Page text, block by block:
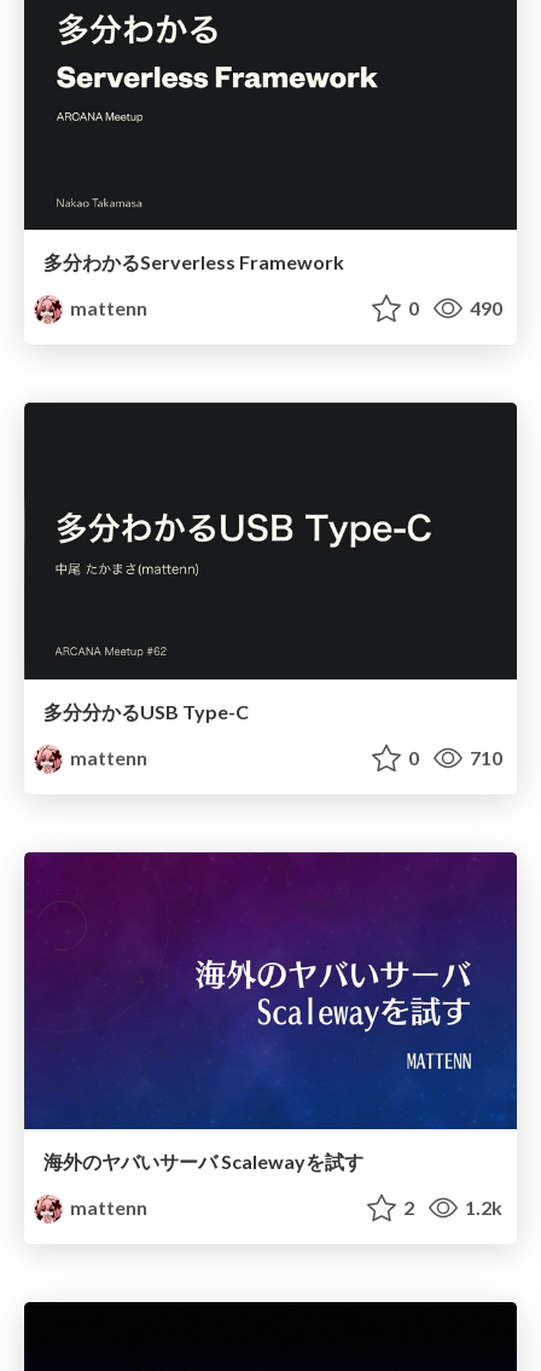
多分わかるServerless Framework
mattenn
0 490
多分分かるUSB Type-C
mattenn
0 710
海外のヤバいサーバ Scalewayを試す
mattenn
2 1.2k